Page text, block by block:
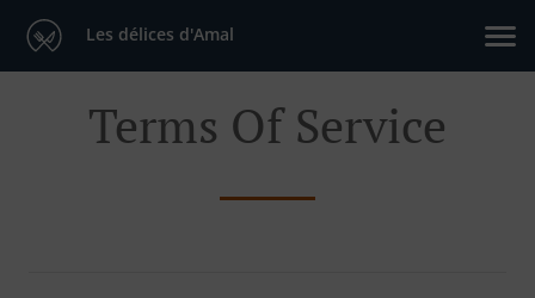
Les délices d'Amal
Terms Of Service